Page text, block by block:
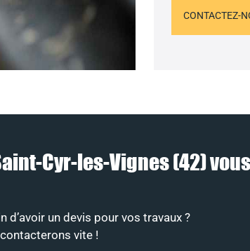
CONTACTEZ-
Cyr-les-Vignes (42)
d’avoir un devis pour vos travaux ?
vite !